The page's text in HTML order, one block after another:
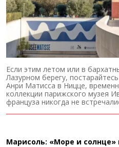
Если этим летом или в
Лазурном берегу,
Анри Матисса в Ницце,
коллекции парижского музея
француза никогда не
Марисоль: «Море и солнце»